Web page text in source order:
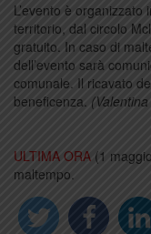
L’evento è
territorio, dal circolo
gratuito. In caso di
dell’evento sarà
comunale. Il ricavato
beneficenza.
ULTIMA ORA (1
maltempo.